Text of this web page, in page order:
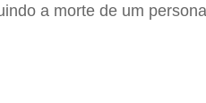
a morte de um